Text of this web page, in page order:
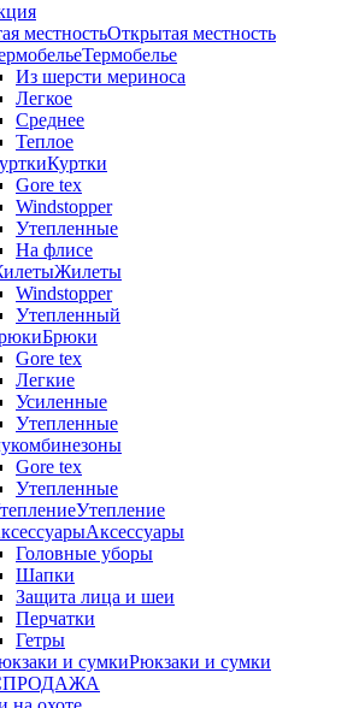
Открытая местность
Термобелье
Из шерсти мериноса
Легкое
Среднее
Теплое
Куртки
Gore tex
Windstopper
Утепленные
На флисе
Жилеты
Windstopper
Утепленный
Брюки
Gore tex
Легкие
Усиленные
Утепленные
Gore tex
Утепленные
Утепление
Аксессуары
Головные уборы
Шапки
Защита лица и шеи
Перчатки
Гетры
Рюкзаки и сумки